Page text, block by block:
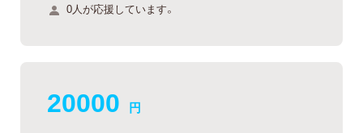
0人が応援しています。
20000 円